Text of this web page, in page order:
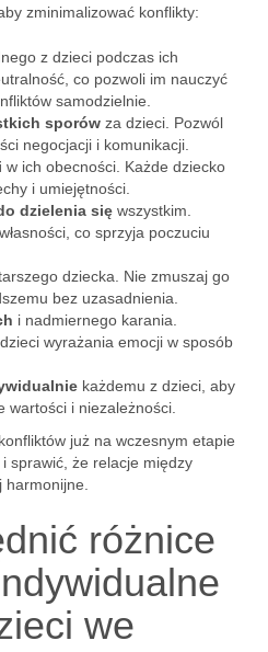
zminimalizować konflikty:
z dzieci podczas ich
co pozwoli im nauczyć
samodzielnie.
sporów za dzieci. Pozwól
negocjacji i komunikacji.
w ich obecności. Każde dziecko
i umiejętności.
dzielenia się wszystkim.
co sprzyja poczuciu
dziecka. Nie zmuszaj go
bez uzasadnienia.
i nadmiernego karania.
wyrażania emocji w sposób
każdemu z dzieci, aby
wartości i niezależności.
już na wczesnym etapie
sprawić, że relacje między
różnice
we